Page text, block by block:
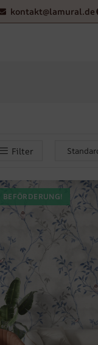
kontakt@lamural.de
Filter
BEFÖRDERUNG!